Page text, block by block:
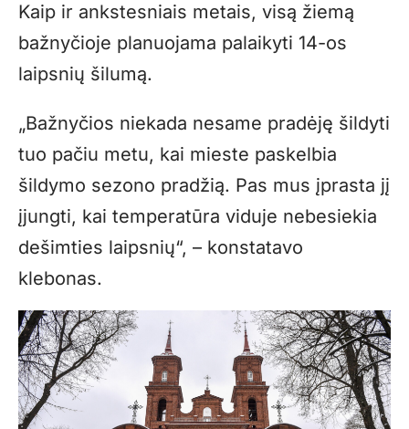
Kaip ir ankstesniais metais, visą žiemą
bažnyčioje planuojama palaikyti 14-os
laipsnių šilumą.
„Bažnyčios niekada nesame pradėję šildyti
tuo pačiu metu, kai mieste paskelbia
šildymo sezono pradžią. Pas mus įprasta jį
įjungti, kai temperatūra viduje nebesiekia
dešimties laipsnių“, – konstatavo
klebonas.